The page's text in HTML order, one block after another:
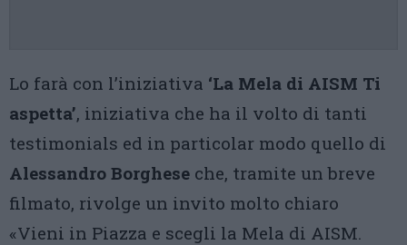
Lo farà con l’iniziativa ‘La Mela di AISM Ti
aspetta’, iniziativa che ha il volto di tanti
testimonials ed in particolar modo quello di
Alessandro Borghese che, tramite un breve
filmato, rivolge un invito molto chiaro
«Vieni in Piazza e scegli la Mela di AISM.